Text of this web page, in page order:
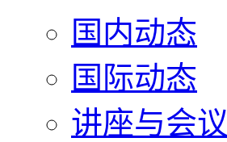
国内动态
国际动态
讲座与会议